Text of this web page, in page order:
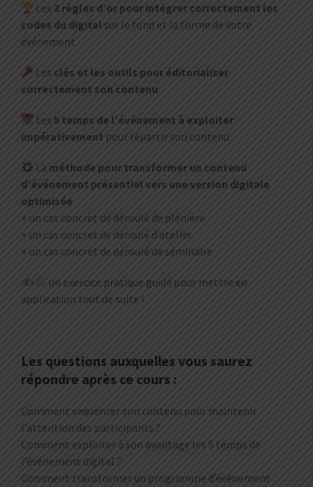
Les 3 règles d’or pour intégrer correctement les
codes du digital sur le fond et la forme de votre
événement
Les clés et les outils pour éditorialiser
correctement son contenu
Les5 temps de l’événement à exploiter
impérativement pour répartir son contenu
La méthode pour transformer un contenu
d’événement présentiel vers une version digitale
optimisée
+ un cas concret de déroulé de plénière
+ un cas concret de déroulé d’atelier
+ un cas concret de déroulé de séminaire
✍
un exercice pratique guidé pour mettre en
application tout de suite !
Les questions auxquelles vous saurez
répondre après ce cours :
Comment séquencer son contenu pour maintenir
l’attention des participants ?
Comment exploiter à son avantage les 5 temps de
l’événement digital ?
Comment transformer un programme d’événement